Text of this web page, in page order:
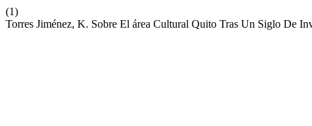
(1)
Torres Jiménez, K. Sobre El área Cultural Quito Tras Un Siglo De